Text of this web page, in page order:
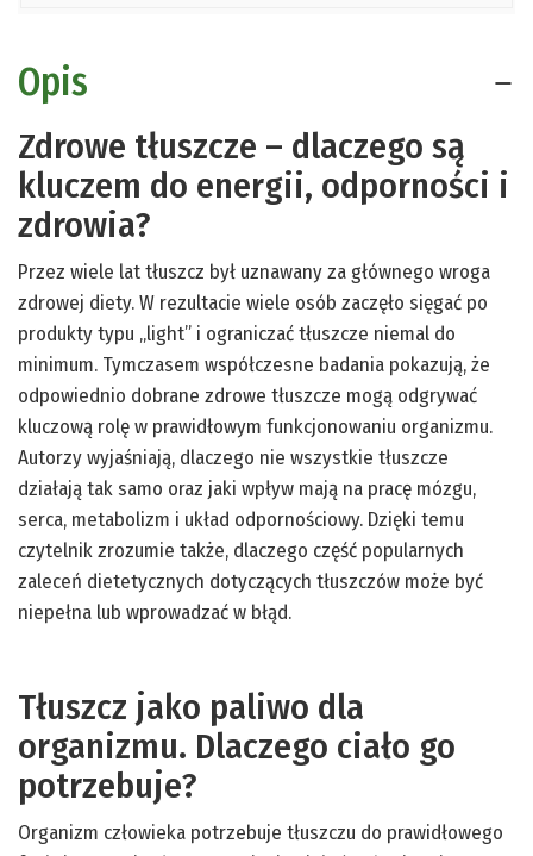
Opis
Zdrowe tłuszcze – dlaczego są
kluczem do energii, odporności i
zdrowia?
Przez wiele lat tłuszcz był uznawany za głównego wroga
zdrowej diety. W rezultacie wiele osób zaczęło sięgać po
produkty typu „light” i ograniczać tłuszcze niemal do
minimum. Tymczasem współczesne badania pokazują, że
odpowiednio dobrane zdrowe tłuszcze mogą odgrywać
kluczową rolę w prawidłowym funkcjonowaniu organizmu.
Autorzy wyjaśniają, dlaczego nie wszystkie tłuszcze
działają tak samo oraz jaki wpływ mają na pracę mózgu,
serca, metabolizm i układ odpornościowy. Dzięki temu
czytelnik zrozumie także, dlaczego część popularnych
zaleceń dietetycznych dotyczących tłuszczów może być
niepełna lub wprowadzać w błąd.
Tłuszcz jako paliwo dla
organizmu. Dlaczego ciało go
potrzebuje?
Organizm człowieka potrzebuje tłuszczu do prawidłowego